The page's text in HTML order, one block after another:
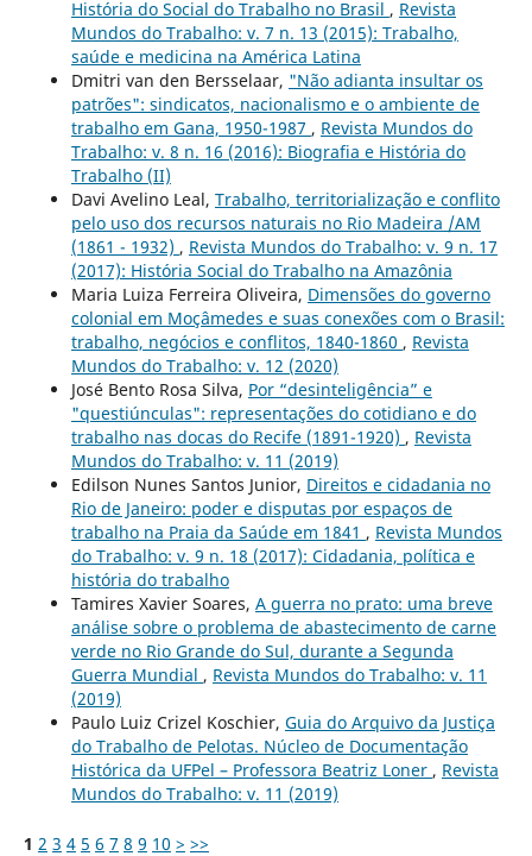
História do Social do Trabalho no Brasil , Revista
Mundos do Trabalho: v. 7 n. 13 (2015): Trabalho,
saúde e medicina na América Latina
Dmitri van den Bersselaar, "Não adianta insultar os
patrões": sindicatos, nacionalismo e o ambiente de
trabalho em Gana, 1950-1987 , Revista Mundos do
Trabalho: v. 8 n. 16 (2016): Biografia e História do
Trabalho (II)
Davi Avelino Leal, Trabalho, territorialização e conflito
pelo uso dos recursos naturais no Rio Madeira /AM
(1861 - 1932) , Revista Mundos do Trabalho: v. 9 n. 17
(2017): História Social do Trabalho na Amazônia
Maria Luiza Ferreira Oliveira, Dimensões do governo
colonial em Moçâmedes e suas conexões com o Brasil:
trabalho, negócios e conflitos, 1840-1860 , Revista
Mundos do Trabalho: v. 12 (2020)
José Bento Rosa Silva, Por “desinteligência” e
"questiúnculas": representações do cotidiano e do
trabalho nas docas do Recife (1891-1920) , Revista
Mundos do Trabalho: v. 11 (2019)
Edilson Nunes Santos Junior, Direitos e cidadania no
Rio de Janeiro: poder e disputas por espaços de
trabalho na Praia da Saúde em 1841 , Revista Mundos
do Trabalho: v. 9 n. 18 (2017): Cidadania, política e
história do trabalho
Tamires Xavier Soares, A guerra no prato: uma breve
análise sobre o problema de abastecimento de carne
verde no Rio Grande do Sul, durante a Segunda
Guerra Mundial , Revista Mundos do Trabalho: v. 11
(2019)
Paulo Luiz Crizel Koschier, Guia do Arquivo da Justiça
do Trabalho de Pelotas. Núcleo de Documentação
Histórica da UFPel – Professora Beatriz Loner , Revista
Mundos do Trabalho: v. 11 (2019)
1 2 3 4 5 6 7 8 9 10 > >>